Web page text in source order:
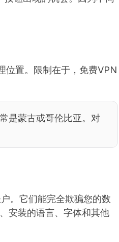
位置。限制在于，免费VPN
是蒙古或哥伦比亚。对
。它们能完全欺骗您的数
安装的语言、字体和其他